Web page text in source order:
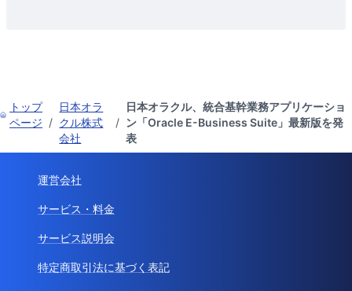
トップ
ページ /
日本オラ
クル株式
会社
/
日本オラクル、統合基幹業務アプリケーショ
ン「Oracle E-Business Suite」最新版を発
表
運営会社
サービス・料金
サービス説明会
特定商取引法に基づく表記